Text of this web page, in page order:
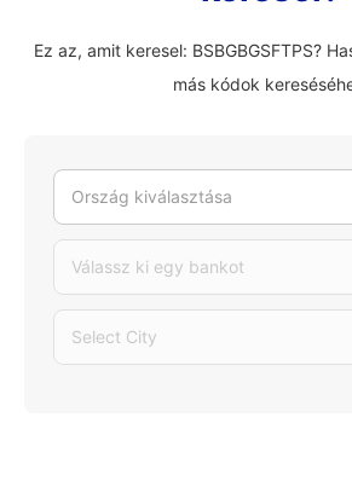
Ez az, amit keresel: BSBGBGSFTPS?
más kódok
Ország kiválasztása
Válassz ki egy bankot
Select City